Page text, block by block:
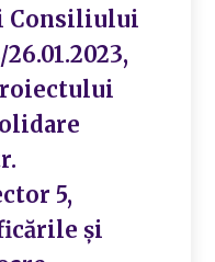
Consiliului
5,
și